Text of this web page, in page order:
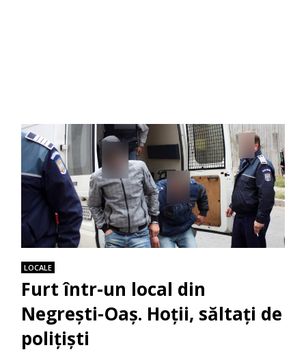
LOCALE
Furt într-un local din
Negrești-Oaș. Hoții, săltați de
polițiști